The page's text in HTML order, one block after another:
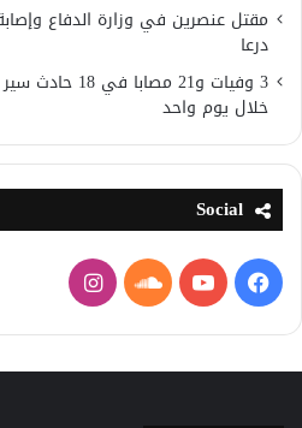
مقتل عنصرين في وزارة الدفاع
درعا
3 وفيات و21
خلال يوم واحد
Social
فيسبوكيوتيوبساوند
كلاود
انستقرام